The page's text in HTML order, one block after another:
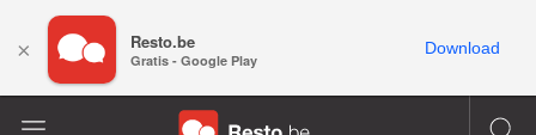
× Resto.be
Gratis - Google Play
Download